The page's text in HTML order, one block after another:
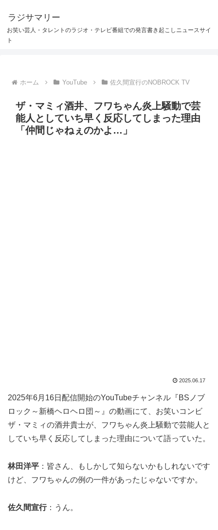
ラジサマリー
お笑い芸人・タレントのラジオ・テレビ番組での発言書き起こしニュースサイ
ト
ホーム YouTube 佐久間宣行のNOBROCK TV
ザ・マミィ酒井、フワちゃん炎上騒動で芸
能人としていち早く反応してしまった理由
「仲間じゃねぇのかよ…」
2025.06.17
2025年6月16日配信開始のYouTubeチャンネル『BSノブ
ロック～新橋ヘロヘロ団～』の動画にて、お笑いコンビ
ザ・マミィの酒井貴士が、フワちゃん炎上騒動で芸能人と
していち早く反応してしまった理由について語っていた。
林田洋平 ：皆さん、もしかして知らないかもしれないです
けど、フワちゃんの例の一件があったじゃないですか。
佐久間宣行：うん。